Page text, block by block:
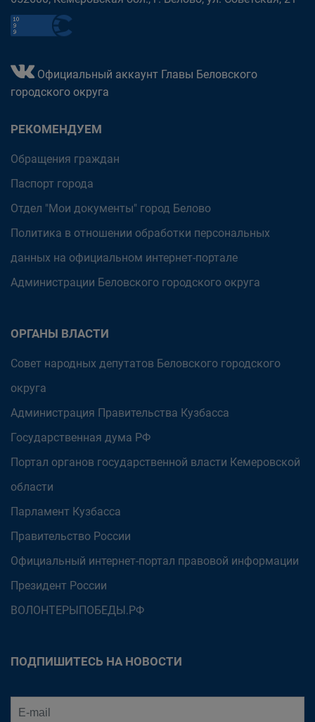
Официальный аккаунт Главы Беловского
городского округа
РЕКОМЕНДУЕМ
Обращения граждан
Паспорт города
Отдел "Мои документы" город Белово
Политика в отношении обработки персональных
данных на официальном интернет-портале
Администрации Беловского городского округа
ОРГАНЫ ВЛАСТИ
Совет народных депутатов Беловского городского
округа
Администрация Правительства Кузбасса
Государственная дума РФ
Портал органов государственной власти Кемеровской
области
Парламент Кузбасса
Правительство России
Официальный интернет-портал правовой информации
Президент России
ВОЛОНТЕРЫПОБЕДЫ.РФ
ПОДПИШИТЕСЬ НА НОВОСТИ